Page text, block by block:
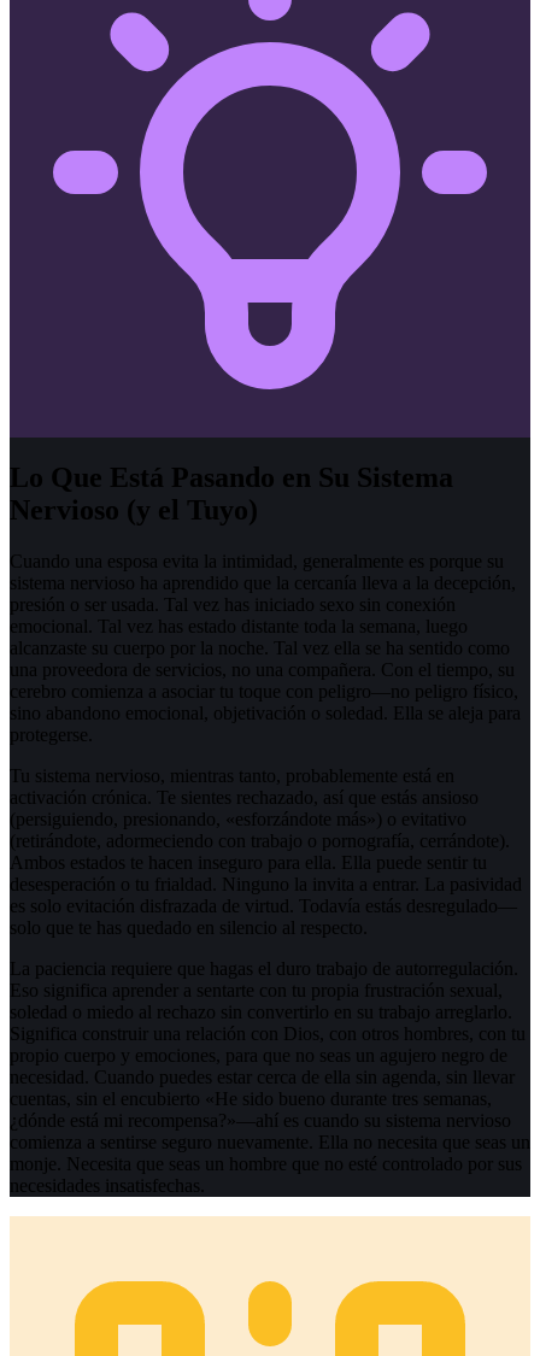
Lo Que Está Pasando en Su Sistema
Nervioso (y el Tuyo)
Cuando una esposa evita la intimidad, generalmente es porque su
sistema nervioso ha aprendido que la cercanía lleva a la decepción,
presión o ser usada. Tal vez has iniciado sexo sin conexión
emocional. Tal vez has estado distante toda la semana, luego
alcanzaste su cuerpo por la noche. Tal vez ella se ha sentido como
una proveedora de servicios, no una compañera. Con el tiempo, su
cerebro comienza a asociar tu toque con peligro—no peligro físico,
sino abandono emocional, objetivación o soledad. Ella se aleja para
protegerse.
Tu sistema nervioso, mientras tanto, probablemente está en
activación crónica. Te sientes rechazado, así que estás ansioso
(persiguiendo, presionando, «esforzándote más») o evitativo
(retirándote, adormeciendo con trabajo o pornografía, cerrándote).
Ambos estados te hacen inseguro para ella. Ella puede sentir tu
desesperación o tu frialdad. Ninguno la invita a entrar. La pasividad
es solo evitación disfrazada de virtud. Todavía estás desregulado—
solo que te has quedado en silencio al respecto.
La paciencia requiere que hagas el duro trabajo de autorregulación.
Eso significa aprender a sentarte con tu propia frustración sexual,
soledad o miedo al rechazo sin convertirlo en su trabajo arreglarlo.
Significa construir una relación con Dios, con otros hombres, con tu
propio cuerpo y emociones, para que no seas un agujero negro de
necesidad. Cuando puedes estar cerca de ella sin agenda, sin llevar
cuentas, sin el encubierto «He sido bueno durante tres semanas,
¿dónde está mi recompensa?»—ahí es cuando su sistema nervioso
comienza a sentirse seguro nuevamente. Ella no necesita que seas un
monje. Necesita que seas un hombre que no esté controlado por sus
necesidades insatisfechas.